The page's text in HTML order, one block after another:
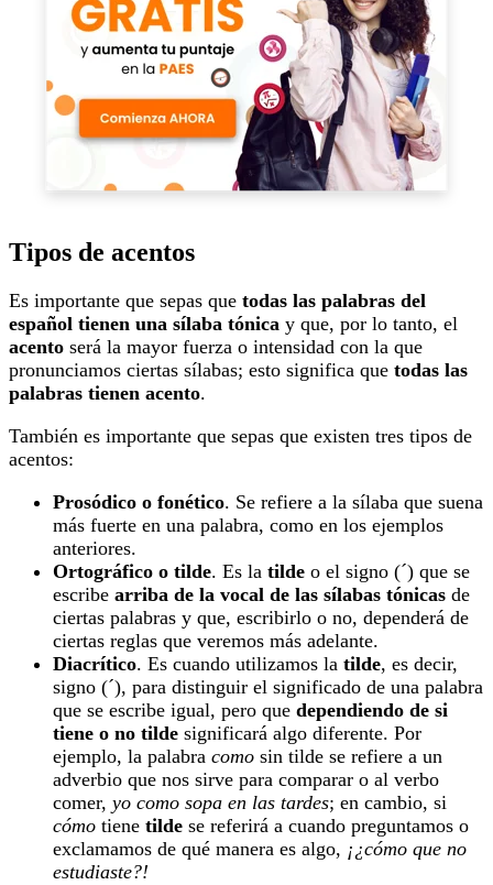
Tipos de acentos
Es importante que sepas que todas las palabras del
español tienen una sílaba tónica y que, por lo tanto, el
acento será la mayor fuerza o intensidad con la que
pronunciamos ciertas sílabas; esto significa que todas las
palabras tienen acento.
También es importante que sepas que existen tres tipos de
acentos:
Prosódico o fonético. Se refiere a la sílaba que suena
más fuerte en una palabra, como en los ejemplos
anteriores.
Ortográfico o tilde. Es la tilde o el signo (´) que se
escribe arriba de la vocal de las sílabas tónicas de
ciertas palabras y que, escribirlo o no, dependerá de
ciertas reglas que veremos más adelante.
Diacrítico. Es cuando utilizamos la tilde, es decir,
signo (´), para distinguir el significado de una palabra
que se escribe igual, pero que dependiendo de si
tiene o no tilde significará algo diferente. Por
ejemplo, la palabra como sin tilde se refiere a un
adverbio que nos sirve para comparar o al verbo
comer, yo como sopa en las tardes; en cambio, si
cómo tiene tilde se referirá a cuando preguntamos o
exclamamos de qué manera es algo, ¡¿cómo que no
estudiaste?!